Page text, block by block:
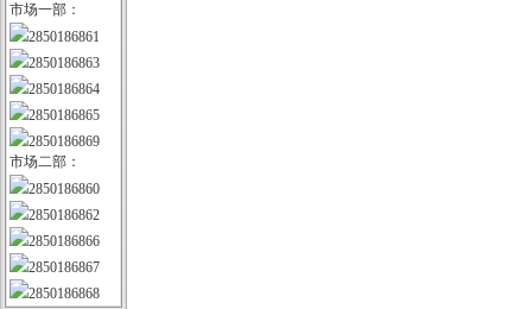
市场一部：
2850186861
2850186863
2850186864
2850186865
2850186869
市场二部：
2850186860
2850186862
2850186866
2850186867
2850186868